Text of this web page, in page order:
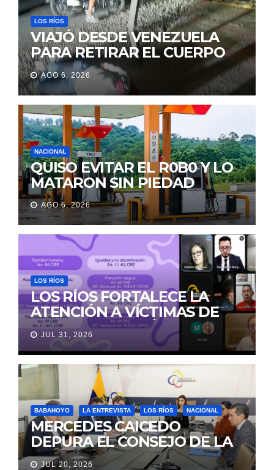
LOS RÍOS
VIAJÓ DESDE VENEZUELA
PARA RETIRAR EL CUERPO
DE SU MARIDO QUE
PERMANECIÓ SEIS DÍAS EN
LA MORGUE
AGO 6, 2026
NACIONAL
QUISO EVITAR EL R0B0 Y LO
MATARON SIN PIEDAD
AGO 6, 2026
LOS RÍOS
LOS RÍOS FORTALECE LA
ATENCIÓN A VÍCTIMAS DE
VIOLENCIA DE GÉNERO
PARA EVITAR LA
REVICTIMIZACIÓN
JUL 31, 2026
BABAHOYO LA ENTREVISTA LOS RÍOS NACIONAL
MERCEDES CAICEDO
DEPURA EL CONSEJO DE LA
JUDICATURA
JUL 20, 2026